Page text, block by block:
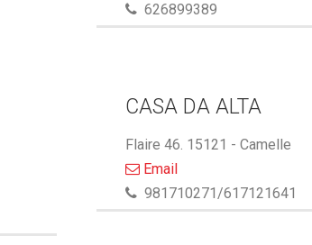
626899389
CASA DA ALTA
Flaire 46. 15121 - Camelle
Email
981710271/617121641